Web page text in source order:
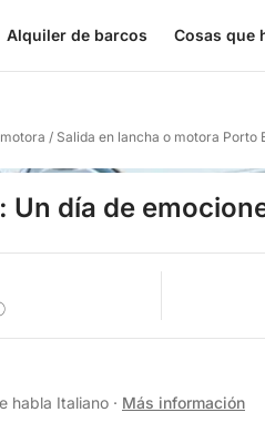
Alquiler de barcos Cosas que
/ Salida en lancha o motora Porto
Un día de
habla Italiano · Más información